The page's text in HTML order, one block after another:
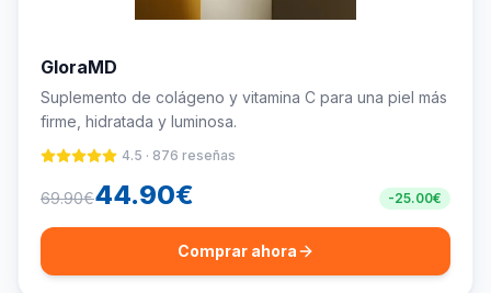
GloraMD
Suplemento de colágeno y vitamina C para una piel más
firme, hidratada y luminosa.
4.5 · 876 reseñas
69.90€44.90€ -25.00€
Comprar ahora